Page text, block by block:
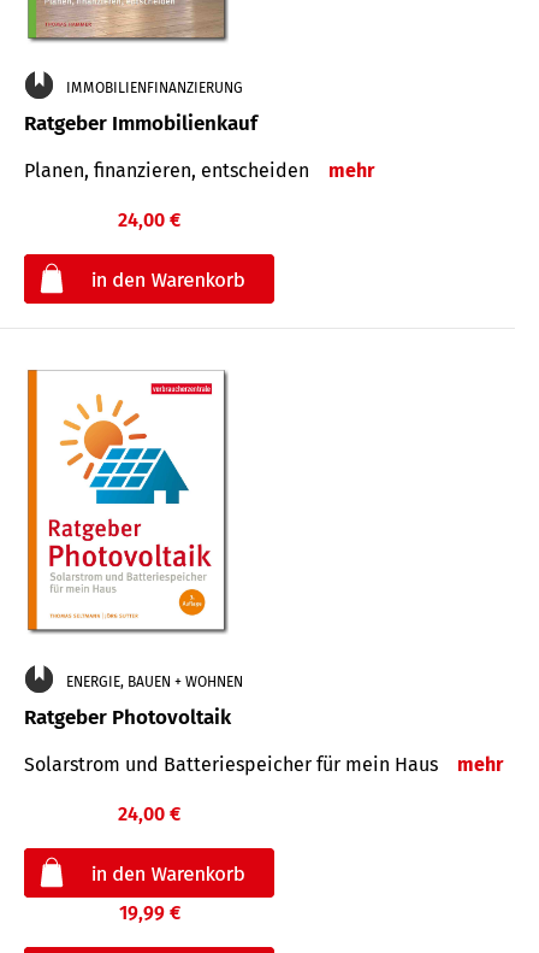
IMMOBILIENFINANZIERUNG
Ratgeber Immobilienkauf
Planen, finanzieren, entscheiden mehr
24,00 €
ENERGIE, BAUEN + WOHNEN
Ratgeber Photovoltaik
Solarstrom und Batteriespeicher für mein Haus mehr
24,00 €
19,99 €